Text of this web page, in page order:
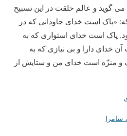
گوید و عالم خلقت در این تسبیح
«پاک است خدای جاودانی که در
پاک است خدای استواری که به
خدای دارا و بی نیازی که به
و منزّه است خدای من و ستایش از
سامرا